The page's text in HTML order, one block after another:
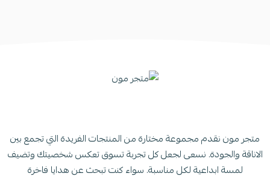
متجر مون نقدم مجموعة مختارة من المنتجات الفريدة التي تجمع بين
الاناقة والجودة. نسعى لجعل كل تجربة تسوق تعكس شخصيتك وتضيف
لمسة ابداعية لكل مناسبة. سواء كنت تبحث عن هدايا فاخرة